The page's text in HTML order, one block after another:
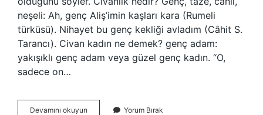
neşeli: Ah, genç Aliş’imin kaşları kara (Rumeli
türküsü). Nihayet bu genç kekliği avladım (Câhit S.
Tarancı). Civan kadın ne demek? genç adam:
yakışıklı genç adam veya güzel genç kadın. “O,
sadece on…
Devamını okuyun Civanlık
Yorum Bırak